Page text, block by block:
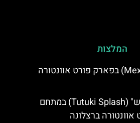
המלצות
מתחם מקסיקו (Mexico) בפארק פורט אוונטורה
מתקן "טוטקי ספלאש" (Tutuki Splash) במתחם
אוונטורה ברצלונה